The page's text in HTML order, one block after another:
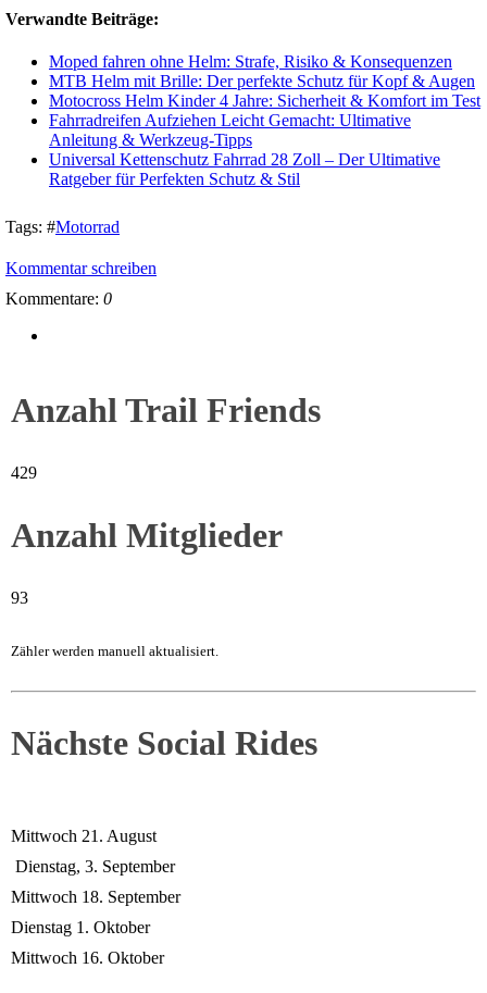
Verwandte Beiträge:
Moped fahren ohne Helm: Strafe, Risiko & Konsequenzen
MTB Helm mit Brille: Der perfekte Schutz für Kopf & Augen
Motocross Helm Kinder 4 Jahre: Sicherheit & Komfort im Test
Fahrradreifen Aufziehen Leicht Gemacht: Ultimative
Anleitung & Werkzeug-Tipps
Universal Kettenschutz Fahrrad 28 Zoll – Der Ultimative
Ratgeber für Perfekten Schutz & Stil
Tags: #Motorrad
Kommentar schreiben
Kommentare: 0
Anzahl Trail Friends
429
Anzahl Mitglieder
93
Zähler werden manuell aktualisiert.
Nächste Social Rides
Mittwoch 21. August
Dienstag, 3. September
Mittwoch 18. September
Dienstag 1. Oktober
Mittwoch 16. Oktober